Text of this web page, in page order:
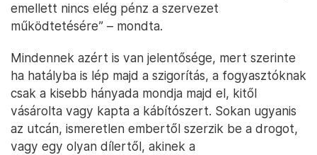
emellett nincs elég pénz a szervezet
működtetésére” – mondta.
Mindennek azért is van jelentősége, mert szerinte
ha hatályba is lép majd a szigorítás, a fogyasztóknak
csak a kisebb hányada mondja majd el, kitől
vásárolta vagy kapta a kábítószert. Sokan ugyanis
az utcán, ismeretlen embertől szerzik be a drogot,
vagy egy olyan dílertől, akinek a